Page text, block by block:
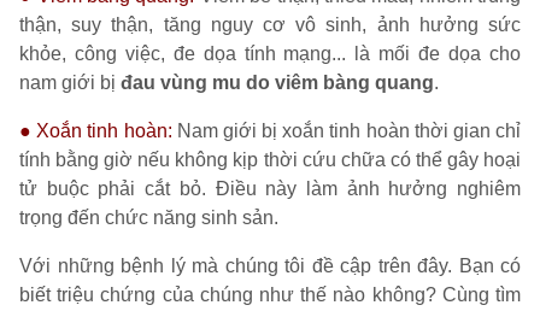
thận, suy thận, tăng nguy cơ vô sinh, ảnh hưởng sức
khỏe, công việc, đe dọa tính mạng... là mối đe dọa cho
nam giới bị đau vùng mu do viêm bàng quang.
● Xoắn tinh hoàn: Nam giới bị xoắn tinh hoàn thời gian chỉ
tính bằng giờ nếu không kịp thời cứu chữa có thể gây hoại
tử buộc phải cắt bỏ. Điều này làm ảnh hưởng nghiêm
trọng đến chức năng sinh sản.
Với những bệnh lý mà chúng tôi đề cập trên đây. Bạn có
biết triệu chứng của chúng như thế nào không? Cùng tìm